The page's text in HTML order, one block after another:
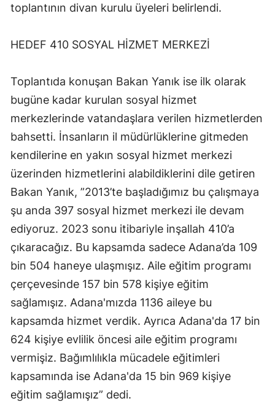
Gümüşhane
Hakkari
Isparta
Mersin
İstanbul
İzmir
Kars
Kastamonu
Kırklareli
Kırşehir
Kocaeli
Konya
Kütahya
toplantının divan kurulu üyeleri belirlendi.
HEDEF 410 SOSYAL HİZMET MERKEZİ
Toplantıda konuşan Bakan Yanık ise ilk olarak
bugüne kadar kurulan sosyal hizmet
merkezlerinde vatandaşlara verilen hizmetlerden
bahsetti. İnsanların il müdürlüklerine gitmeden
kendilerine en yakın sosyal hizmet merkezi
üzerinden hizmetlerini alabildiklerini dile getiren
Bakan Yanık, ”2013’te başladığımız bu çalışmaya
şu anda 397 sosyal hizmet merkezi ile devam
ediyoruz. 2023 sonu itibariyle inşallah 410’a
çıkaracağız. Bu kapsamda sadece Adana’da 109
bin 504 haneye ulaşmışız. Aile eğitim programı
çerçevesinde 157 bin 578 kişiye eğitim
sağlamışız. Adana'mızda 1136 aileye bu
kapsamda hizmet verdik. Ayrıca Adana'da 17 bin
624 kişiye evlilik öncesi aile eğitim programı
vermişiz. Bağımlılıkla mücadele eğitimleri
kapsamında ise Adana'da 15 bin 969 kişiye
eğitim sağlamışız” dedi.